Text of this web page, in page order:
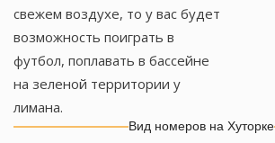
свежем воздухе, то у вас будет
возможность поиграть в
футбол, поплавать в бассейне
на зеленой территории у
лимана.
Вид номеров на Хуторке